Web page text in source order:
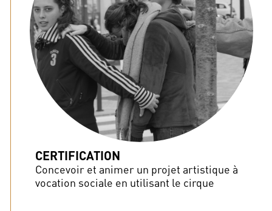
CERTIFICATION
Concevoir et animer un projet artistique à
vocation sociale en utilisant le cirque